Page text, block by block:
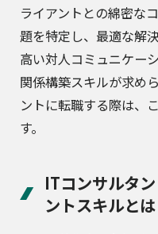
ライアントとの綿密な
題を特定し、最適な解
高い対人コミュニケー
関係構築スキルが求め
ントに転職する際は、
す。
ITコンサルタ
ントスキルとは